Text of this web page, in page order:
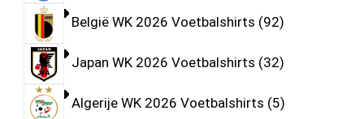
België WK 2026 Voetbalshirts 92
Japan WK 2026 Voetbalshirts 32
Algerije WK 2026 Voetbalshirts 5